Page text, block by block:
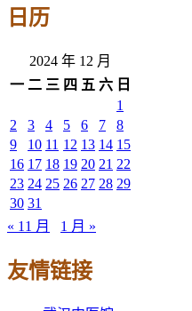
日历
2024 年 12 月
一 二 三 四 五 六 日
1
2
3 4 5 6 7
8
9
10 11 12 13 14 15
16 17 18 19 20 21 22
23 24 25 26 27 28 29
30 31
« 11 月
1 月 »
友情链接